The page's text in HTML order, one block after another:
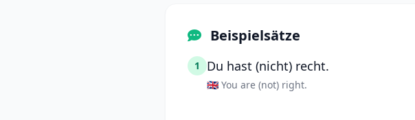
Beispielsätze
1 Du hast (nicht) recht.
🇬🇧 You are (not) right.